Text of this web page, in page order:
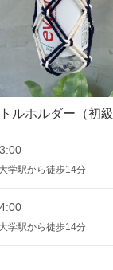
ホルダー（初級
学駅から徒歩14分
学駅から徒歩14分